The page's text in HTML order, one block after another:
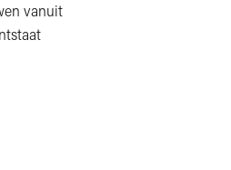
vanuit